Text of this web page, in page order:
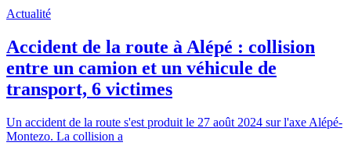
Actualité
Accident de la route à Alépé : collision
entre un camion et un véhicule de
transport, 6 victimes
Un accident de la route s'est produit le 27 août 2024 sur l'axe Alépé-
Montezo. La collision a